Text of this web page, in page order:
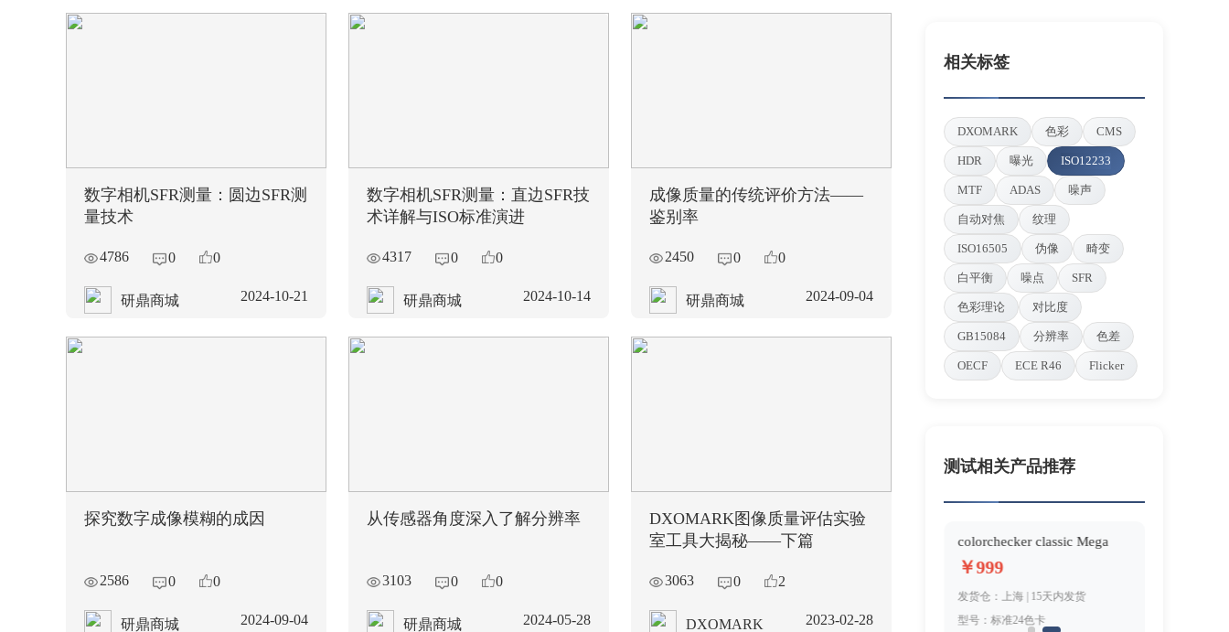
数字相机SFR测量：圆边SFR测
量技术
4786 0 0
研鼎商城 2024-10-21
数字相机SFR测量：直边SFR技
术详解与ISO标准演进
4317 0 0
研鼎商城 2024-10-14
成像质量的传统评价方法——
鉴别率
2450 0 0
研鼎商城 2024-09-04
探究数字成像模糊的成因
2586 0 0
研鼎商城 2024-09-04
从传感器角度深入了解分辨率
3103 0 0
研鼎商城 2024-05-28
DXOMARK图像质量评估实验
室工具大揭秘——下篇
3063 0 2
DXOMARK 2023-02-28
相关标签
DXOMARK 色彩 CMS
HDR 曝光 ISO12233
MTF ADAS 噪声
自动对焦 纹理
ISO16505 伪像 畸变
白平衡 噪点 SFR
色彩理论 对比度
GB15084 分辨率 色差
OECF ECE R46 Flicker
测试相关产品推荐
ISO12233：2000分辨率图卡
型号：R2K (中心2000线)
colorchecker classic Mega
￥999
发货仓：上海 | 15天内发货
型号：标准24色卡